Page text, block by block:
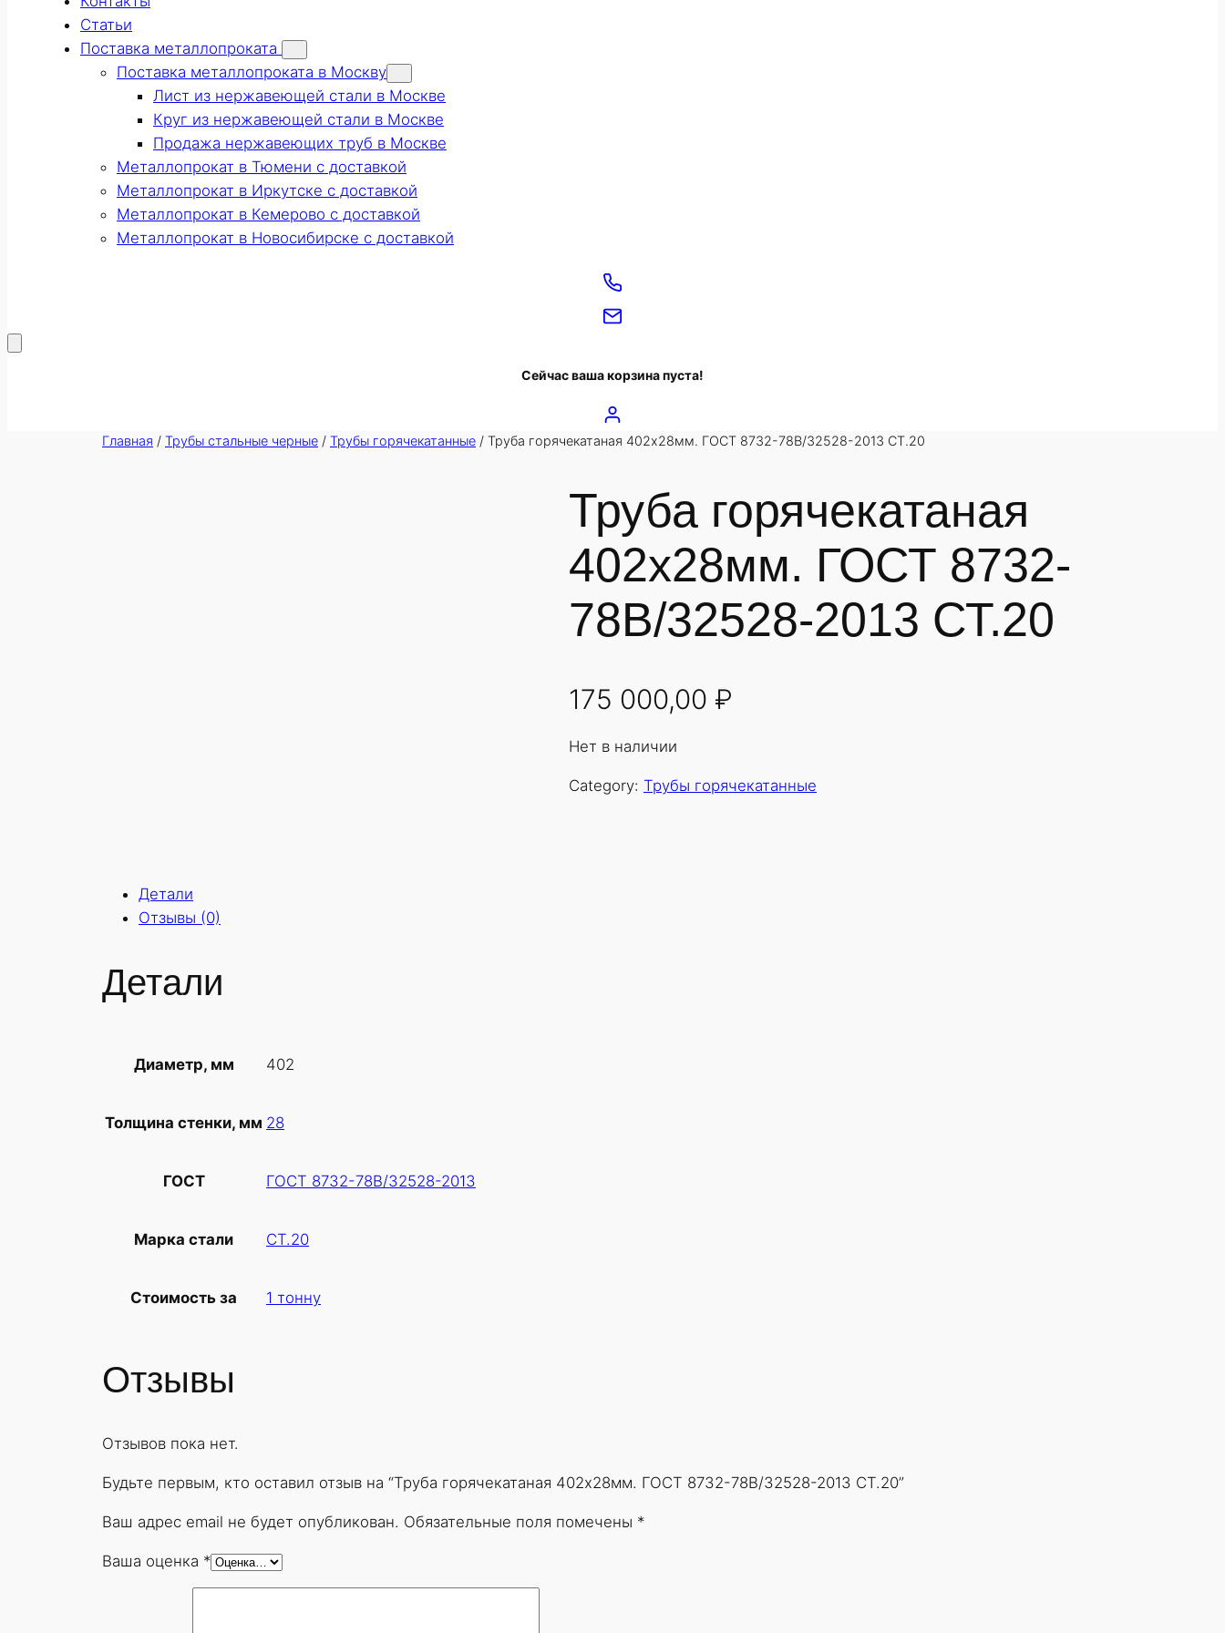
Статьи
Поставка металлопроката
Поставка металлопроката в Москву
Лист из нержавеющей стали в Москве
Круг из нержавеющей стали в Москве
Продажа нержавеющих труб в Москве
Металлопрокат в Тюмени с доставкой
Металлопрокат в Иркутске с доставкой
Металлопрокат в Кемерово с доставкой
Металлопрокат в Новосибирске с доставкой
Сейчас ваша корзина пуста!
Главная / Трубы стальные черные / Трубы горячекатанные / Труба горячекатаная 402х28мм. ГОСТ 8732-78В/32528-2013 СТ.20
Труба горячекатаная
402х28мм. ГОСТ 8732-
78В/32528-2013 СТ.20
175 000,00 ₽
Нет в наличии
Category: Трубы горячекатанные
Детали
Отзывы (0)
Детали
Диаметр, мм 402
Толщина стенки, мм 28
ГОСТ ГОСТ 8732-78В/32528-2013
Марка стали СТ.20
Стоимость за 1 тонну
Отзывы
Отзывов пока нет.
Будьте первым, кто оставил отзыв на “Труба горячекатаная 402х28мм. ГОСТ 8732-78В/32528-2013 СТ.20”
Ваш адрес email не будет опубликован. Обязательные поля помечены *
Ваша оценка *